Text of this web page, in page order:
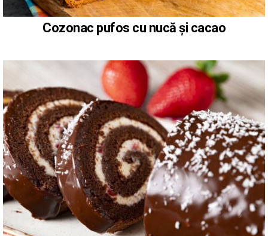
Cozonac pufos cu nucă și cacao